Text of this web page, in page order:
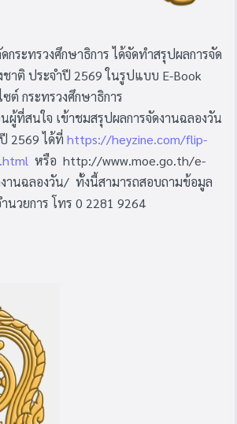
ทรวงศึกษาธิการ ได้จัดทำสรุปผลการจัด
าติ ประจำปี 2569 ในรูปแบบ E-Book
ต์ กระทรวงศึกษาธิการ
นใจ เข้าชมสรุปผลการจัดงานฉลองวัน
2569 ได้ที่ https://heyzine.com/flip-
หรือ http://www.moe.go.th/e-
านฉลองวัน/ ทั้งนี้สามารถสอบถามข้อมูล
นวยการ โทร 0 2281 9264